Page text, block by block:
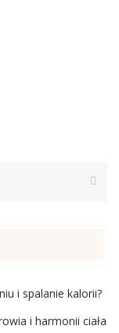
i spalanie kalorii?
i harmonii ciała